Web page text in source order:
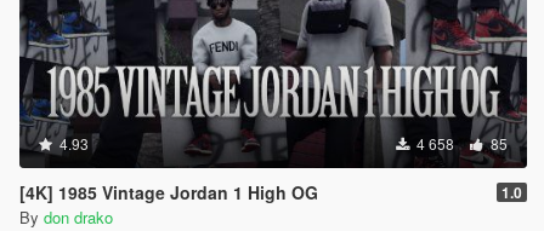
4.93 4 658 85
[4K] 1985 Vintage Jordan 1 High OG 1.0
By don drako